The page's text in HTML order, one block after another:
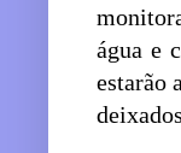
água e
estarão